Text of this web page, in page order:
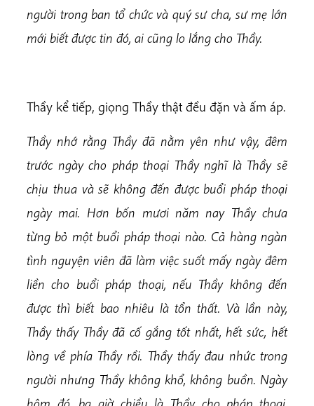
người trong ban tổ chức và quý sư cha, sư mẹ lớn
mới biết được tin đó, ai cũng lo lắng cho Thầy.
Thầy kể tiếp, giọng Thầy thật đều đặn và ấm áp.
Thầy nhớ rằng Thầy đã nằm yên như vậy, đêm
trước ngày cho pháp thoại Thầy nghĩ là Thầy sẽ
chịu thua và sẽ không đến được buổi pháp thoại
ngày mai. Hơn bốn mươi năm nay Thầy chưa
từng bỏ một buổi pháp thoại nào. Cả hàng ngàn
tình nguyện viên đã làm việc suốt mấy ngày đêm
liền cho buổi pháp thoại, nếu Thầy không đến
được thì biết bao nhiêu là tổn thất. Và lần này,
Thầy thấy Thầy đã cố gắng tốt nhất, hết sức, hết
lòng về phía Thầy rồi. Thầy thấy đau nhức trong
người nhưng Thầy không khổ, không buồn. Ngày